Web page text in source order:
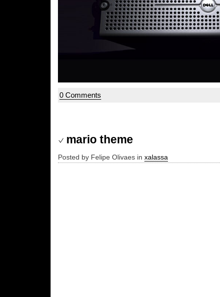
0 Comments
mario theme
Posted by Felipe Olivaes in xalassa